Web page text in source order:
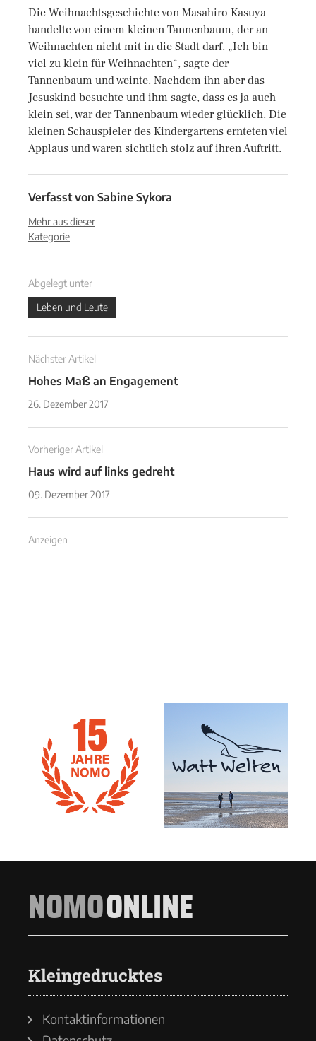
Die Weihnachtsgeschichte von Masahiro Kasuya
handelte von einem kleinen Tannenbaum, der an
Weihnachten nicht mit in die Stadt darf. „Ich bin
viel zu klein für Weihnachten“, sagte der
Tannenbaum und weinte. Nachdem ihn aber das
Jesuskind besuchte und ihm sagte, dass es ja auch
klein sei, war der Tannenbaum wieder glücklich. Die
kleinen Schauspieler des Kindergartens ernteten viel
Applaus und waren sichtlich stolz auf ihren Auftritt.
Verfasst von Sabine Sykora
Mehr aus dieser
Kategorie
Abgelegt unter
Leben und Leute
Nächster Artikel
Hohes Maß an Engagement
26. Dezember 2017
Vorheriger Artikel
Haus wird auf links gedreht
09. Dezember 2017
Anzeigen
NOMOONLINE
Kleingedrucktes
Kontaktinformationen